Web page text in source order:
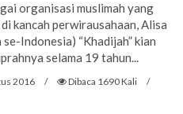
organisasi muslimah yang
kancah perwirausahaan, Alisa
Indonesia) “Khadijah” kian
selama 19 tahun...
2016 / Dibaca 1690 Kali
/